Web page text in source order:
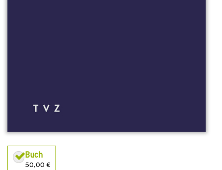
Buch
50,00 €